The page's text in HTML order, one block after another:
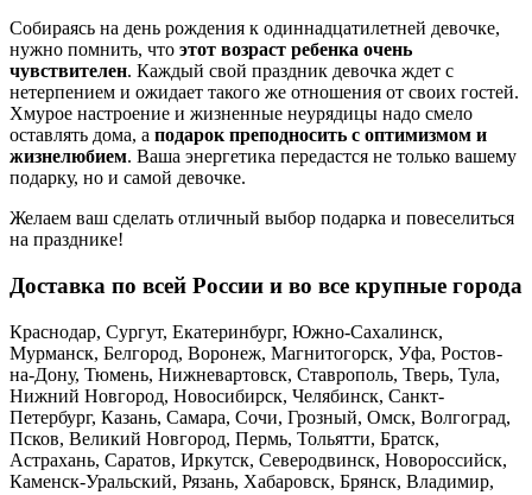
Собираясь на день рождения к одиннадцатилетней девочке,
нужно помнить, что этот возраст ребенка очень
чувствителен. Каждый свой праздник девочка ждет с
нетерпением и ожидает такого же отношения от своих гостей.
Хмурое настроение и жизненные неурядицы надо смело
оставлять дома, а подарок преподносить с оптимизмом и
жизнелюбием. Ваша энергетика передастся не только вашему
подарку, но и самой девочке.
Желаем ваш сделать отличный выбор подарка и повеселиться
на празднике!
Доставка по всей России и во все крупные города
Краснодар, Сургут, Екатеринбург, Южно-Сахалинск,
Мурманск, Белгород, Воронеж, Магнитогорск, Уфа, Ростов-
на-Дону, Тюмень, Нижневартовск, Ставрополь, Тверь, Тула,
Нижний Новгород, Новосибирск, Челябинск, Санкт-
Петербург, Казань, Самара, Сочи, Грозный, Омск, Волгоград,
Псков, Великий Новгород, Пермь, Тольятти, Братск,
Астрахань, Саратов, Иркутск, Северодвинск, Новороссийск,
Каменск-Уральский, Рязань, Хабаровск, Брянск, Владимир,